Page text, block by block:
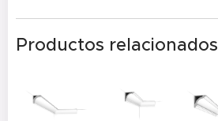
Productos relacionados